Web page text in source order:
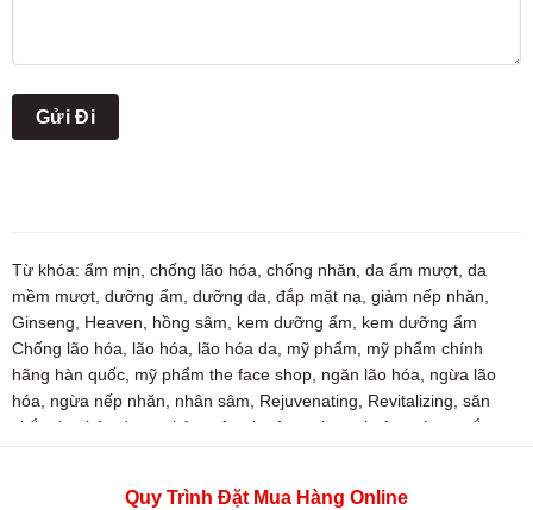
Từ khóa: ẩm mịn, chống lão hóa, chống nhăn, da ẩm mượt, da
mềm mượt, dưỡng ẩm, dưỡng da, đắp mặt nạ, giảm nếp nhăn,
Ginseng, Heaven, hồng sâm, kem dưỡng ẩm, kem dưỡng ẩm
Chống lão hóa, lão hóa, lão hóa da, mỹ phẩm, mỹ phẩm chính
hãng hàn quốc, mỹ phẩm the face shop, ngăn lão hóa, ngừa lão
hóa, ngừa nếp nhăn, nhân sâm, Rejuvenating, Revitalizing, săn
chắc da
thảo dược thảo mộc the face shop thefaceshop
trắng
Quy Trình Đặt Mua Hàng Online